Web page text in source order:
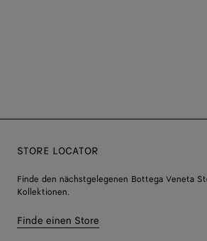
STORE LOCATOR
Finde den nächstgelegenen Bottega Veneta
Kollektionen.
Finde einen Store